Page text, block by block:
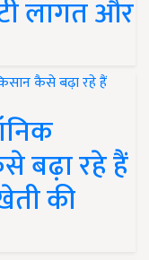
लागत और
बढ़ा रहे हैं
की